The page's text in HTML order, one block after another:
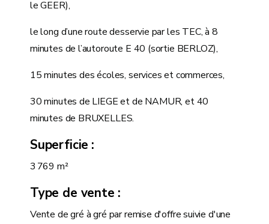
le GEER),
le long d’une route desservie par les TEC, à 8
minutes de l’autoroute E 40 (sortie BERLOZ),
15 minutes des écoles, services et commerces,
30 minutes de LIEGE et de NAMUR, et 40
minutes de BRUXELLES.
Superficie
3 769 m²
Type de vente
Vente de gré à gré par remise d'offre suivie d'une